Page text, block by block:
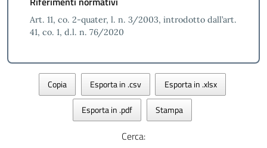
Art. 11, co. 2-quater, l. n. 3/2003, introdotto dall’art.
41, co. 1, d.l. n. 76/2020
Copia Esporta in .csv Esporta in .xlsx
Esporta in .pdf Stampa
Cerca: